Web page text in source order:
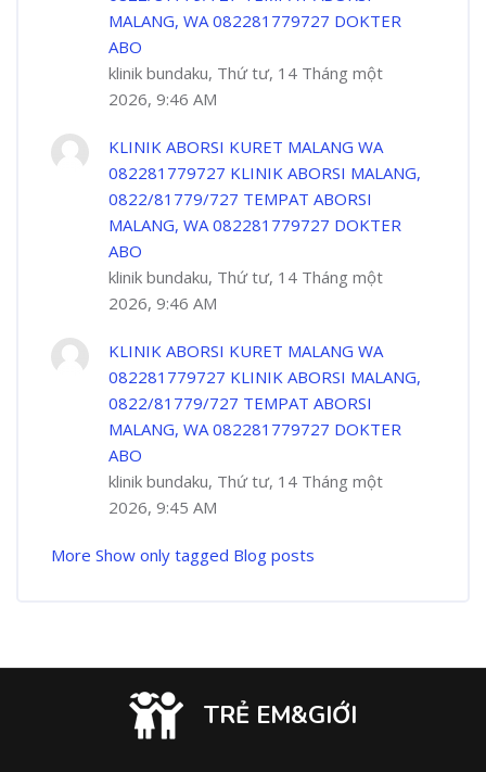
MALANG, WA 082281779727 DOKTER
ABO
klinik bundaku, Thứ tư, 14 Tháng một
2026, 9:46 AM
KLINIK ABORSI KURET MALANG WA
082281779727 KLINIK ABORSI MALANG,
0822/81779/727 TEMPAT ABORSI
MALANG, WA 082281779727 DOKTER
ABO
klinik bundaku, Thứ tư, 14 Tháng một
2026, 9:46 AM
KLINIK ABORSI KURET MALANG WA
082281779727 KLINIK ABORSI MALANG,
0822/81779/727 TEMPAT ABORSI
MALANG, WA 082281779727 DOKTER
ABO
klinik bundaku, Thứ tư, 14 Tháng một
2026, 9:45 AM
More Show only tagged Blog posts
TRẺ EM&GIỚI